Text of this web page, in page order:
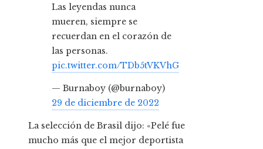
Las leyendas nunca
mueren, siempre se
recuerdan en el corazón de
las personas.
pic.twitter.com/TDb5tVKVhG
— Burnaboy (@burnaboy)
29 de diciembre de 2022
La selección de Brasil dijo: «Pelé fue
mucho más que el mejor deportista